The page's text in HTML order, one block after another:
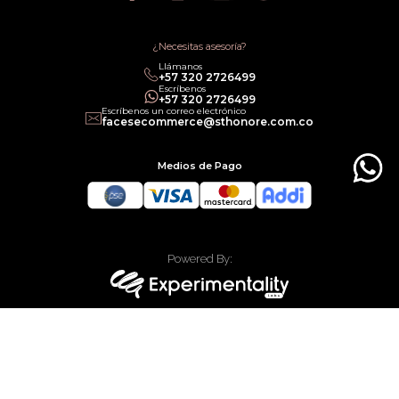
Política legal de Gift Cards¿Necesitas asesoría?
Llámanos
‎+57 320 2726499
Escríbenos
‎+57 320 2726499
Escríbenos un correo electrónico
facesecommerce@sthonore.com.co
Medios de Pago
Powered By: